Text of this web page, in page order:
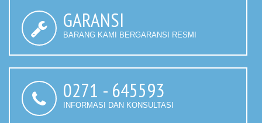
GARANSI
BARANG KAMI BERGARANSI RESMI
0271 - 645593
INFORMASI DAN KONSULTASI